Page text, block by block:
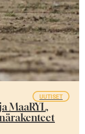
UUTISET
MaaRYL,